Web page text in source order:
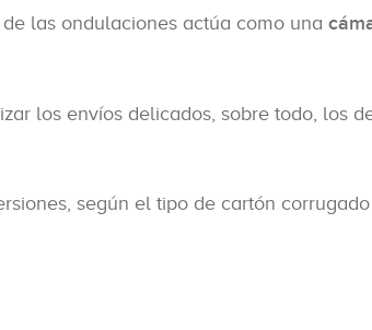
las ondulaciones actúa como una
los envíos delicados, sobre todo, los
según el tipo de cartón